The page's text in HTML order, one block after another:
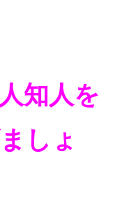
知人を
しょ